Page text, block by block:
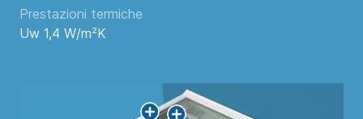
Prestazioni termiche
Uw 1,4 W/m²K